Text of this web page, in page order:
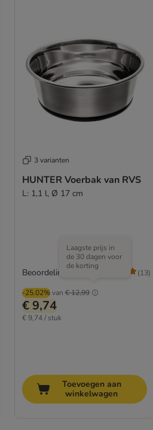
3 varianten
HUNTER Voerbak van RVS
L: 1,1 l, Ø 17 cm
-25.02% van € 12,99
Laagste prijs in
de 30 dagen voor
de korting
€ 9,74
€ 9,74 / stuk
Beoordeling: 4.6/5 (13)
Toevoegen aan
winkelwagen